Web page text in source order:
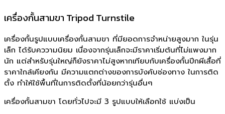
เครื่องกั้นสามขา Tripod Turnstile
เครื่องกั้นรูปแบบเครื่องกั้นสามขา ที่มียอดการจำหน่ายสูงมาก ในรุ่น
เล็ก ได้รับคววามนิยม เนื่องจากรุ่นเล็กจะมีราคาเริ่มต้นที่ไม่แพงมาก
นัก แต่สำหรับรุ่นใหญ่ก็ยังราคาไม่สูงหากเทียบกับเครื่องกั้นปีกผีเสื้อที่
ราคาใกล้เคียงกัน มีความแตกต่างของการบังคับช่องทาง ในการติด
ตั้ง ทำให้ใช้พื้นที่ในการติดตั้งที่น้อยกว่ารุ่นอื่นๆ
เครื่องกั้นสามขา โดยทั่วไปจะมี 3 รูปแบบให้เลือกใช้ แบ่งเป็น